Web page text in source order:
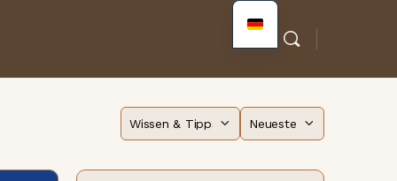
Kategorie
Sortieren